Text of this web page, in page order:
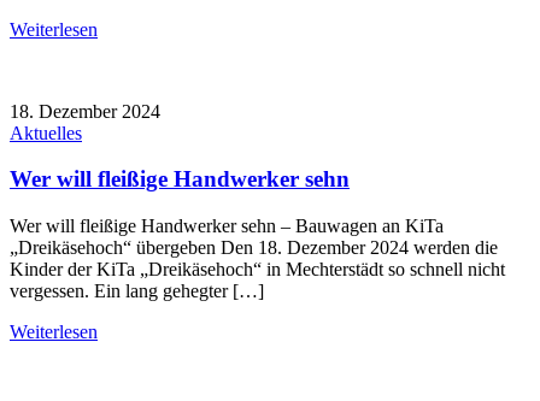
Weiterlesen
18. Dezember 2024
Aktuelles
Wer will fleißige Handwerker sehn
Wer will fleißige Handwerker sehn – Bauwagen an KiTa
„Dreikäsehoch“ übergeben Den 18. Dezember 2024 werden die
Kinder der KiTa „Dreikäsehoch“ in Mechterstädt so schnell nicht
vergessen. Ein lang gehegter […]
Weiterlesen